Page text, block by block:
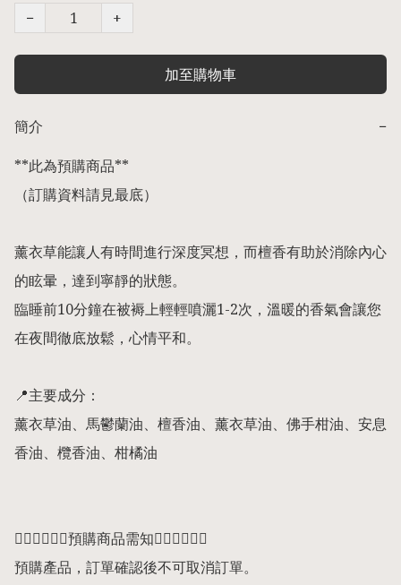
−
+
加至購物車
簡介
−
**此為預購商品**
（訂購資料請見最底）
薰衣草能讓人有時間進行深度冥想，而檀香有助於消除內心
的眩暈，達到寧靜的狀態。
臨睡前10分鐘在被褥上輕輕噴灑1-2次，溫暖的香氣會讓您
在夜間徹底放鬆，心情平和。
📍主要成分：
薰衣草油、馬鬱蘭油、檀香油、薰衣草油、佛手柑油、安息
香油、欖香油、柑橘油
👇🏻👇🏻👇🏻預購商品需知👇🏻👇🏻👇🏻
預購產品，訂單確認後不可取消訂單。